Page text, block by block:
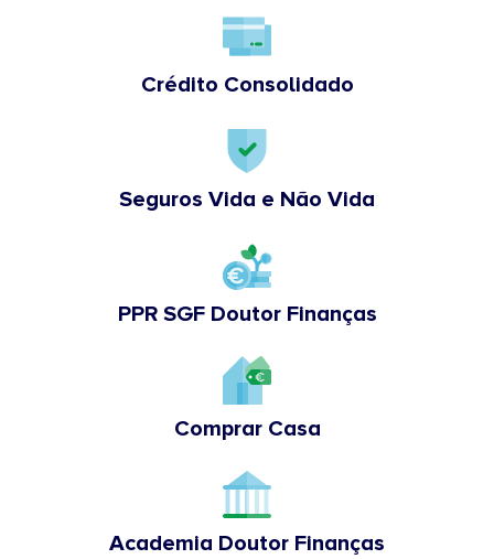
Crédito Consolidado
Seguros Vida e Não Vida
PPR SGF Doutor Finanças
Comprar Casa
Academia Doutor Finanças